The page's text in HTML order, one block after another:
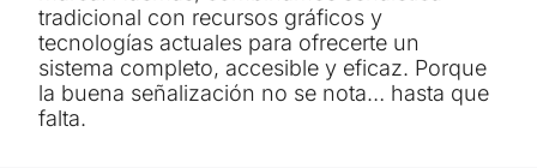
tradicional con recursos gráficos y
tecnologías actuales para ofrecerte un
sistema completo, accesible y eficaz. Porque
la buena señalización no se nota… hasta que
falta.